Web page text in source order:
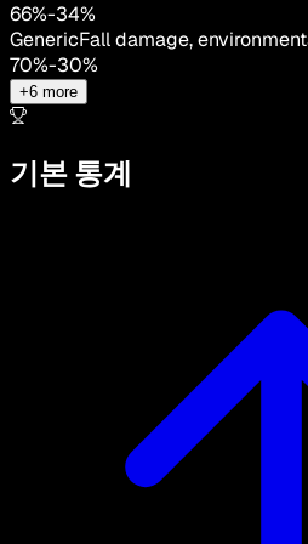
66%-34%
GenericFall damage,
70%-30%
+6 more
기본 통계